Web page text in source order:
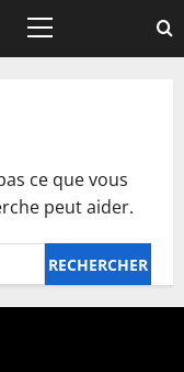
Menu
ce que vous
peut aider.